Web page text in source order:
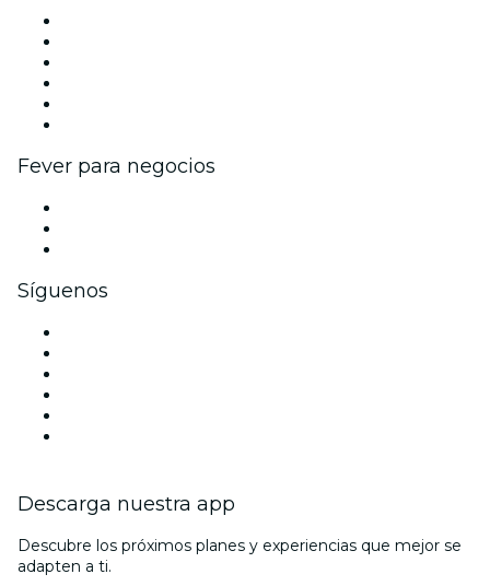
Fever para negocios
Síguenos
Descarga nuestra app
Descubre los próximos planes y experiencias que mejor se
adapten a ti.